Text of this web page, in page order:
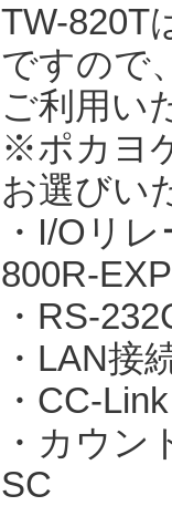
TW-820T
ですので
ご利用い
※ポカヨ
お選びい
・I/Oリ
800R-EXP
・RS-
・LAN接
・CC-
・カウン
SC